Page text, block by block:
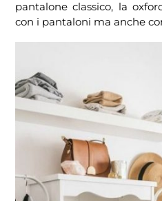
pantalone classico, la
con i pantaloni ma anche